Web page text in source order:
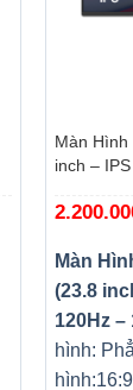
Màn Hình
inch –
Màn
(23.8
120Hz –
hình:
hình:16:9